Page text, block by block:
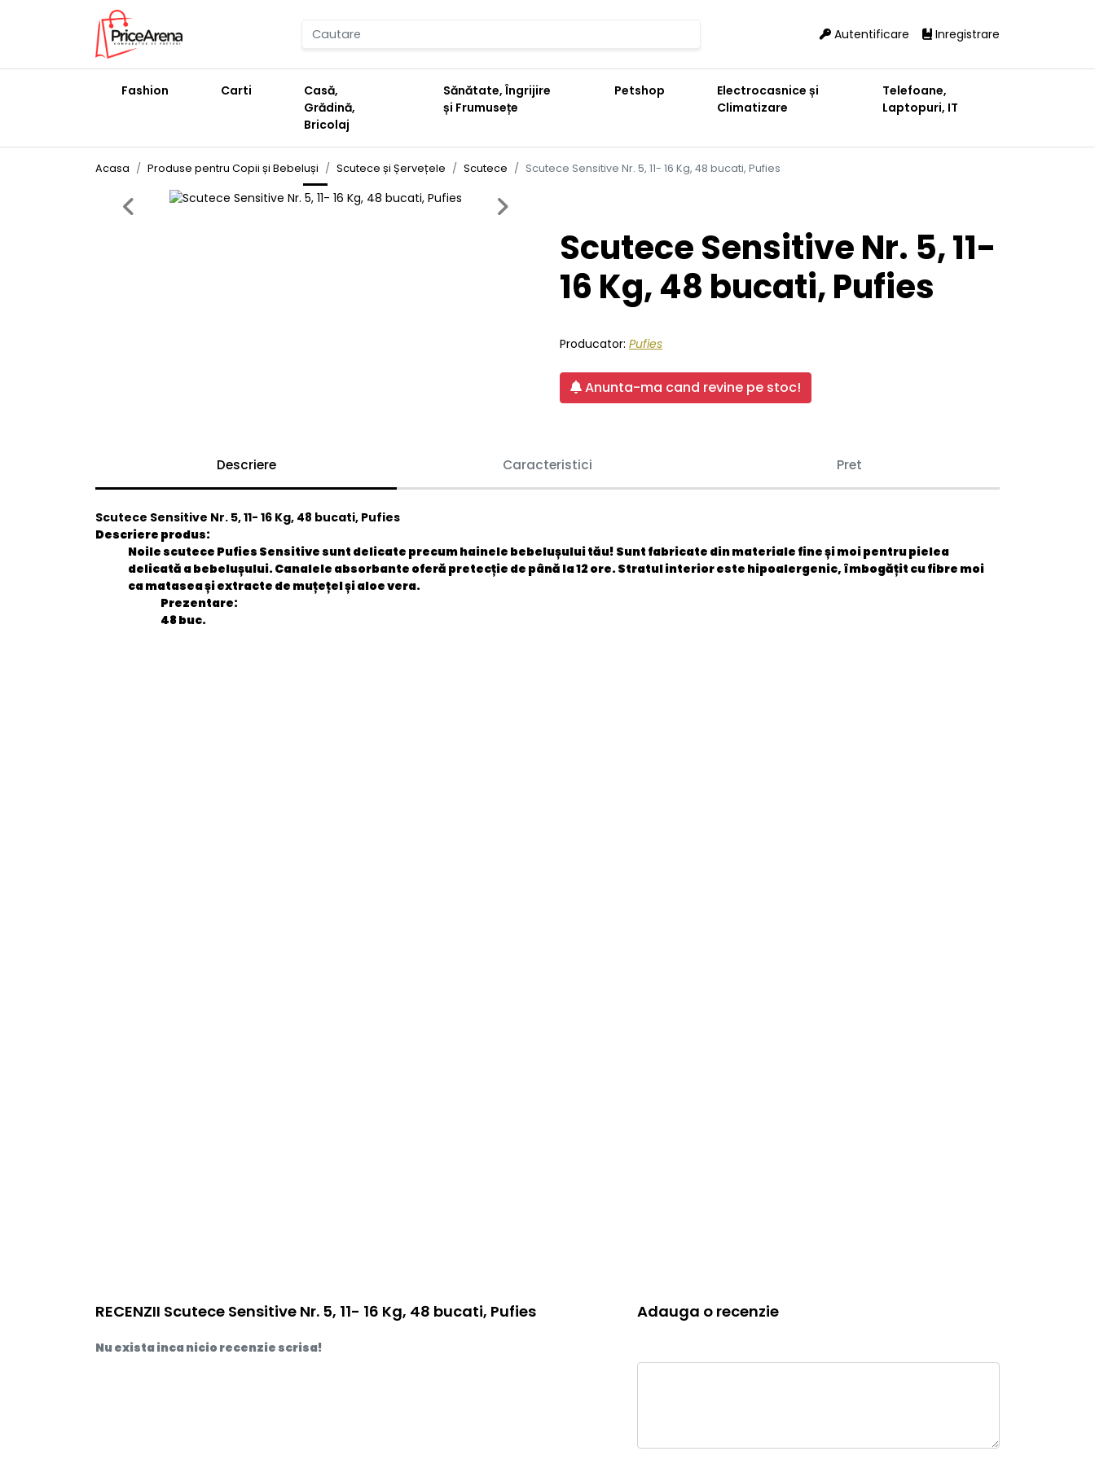
Autentificare Inregistrare
Fashion Carti
Casă,
Grădină,
Bricolaj
Sănătate, Îngrijire
și Frumusețe
Petshop
Electrocasnice și
Climatizare
Telefoane,
Laptopuri, IT
Acasa Produse pentru Copii și Bebeluși Scutece și Șervețele Scutece Scutece Sensitive Nr. 5, 11- 16 Kg, 48 bucati, Pufies
Previous Next
Scutece Sensitive Nr. 5, 11-
16 Kg, 48 bucati, Pufies
Producator: Pufies
Anunta-ma cand revine pe stoc!
Descriere Caracteristici Pret
Scutece Sensitive Nr. 5, 11- 16 Kg, 48 bucati, Pufies
Descriere produs:
Noile scutece Pufies Sensitive sunt delicate precum hainele bebelușului tău! Sunt fabricate din materiale fine și moi pentru pielea
delicată a bebelușului. Canalele absorbante oferă pretecție de până la 12 ore. Stratul interior este hipoalergenic, îmbogățit cu fibre moi
ca matasea și extracte de muțețel și aloe vera.
Prezentare:
48 buc.
RECENZII Scutece Sensitive Nr. 5, 11- 16 Kg, 48 bucati, Pufies
Nu exista inca nicio recenzie scrisa!
Adauga o recenzie